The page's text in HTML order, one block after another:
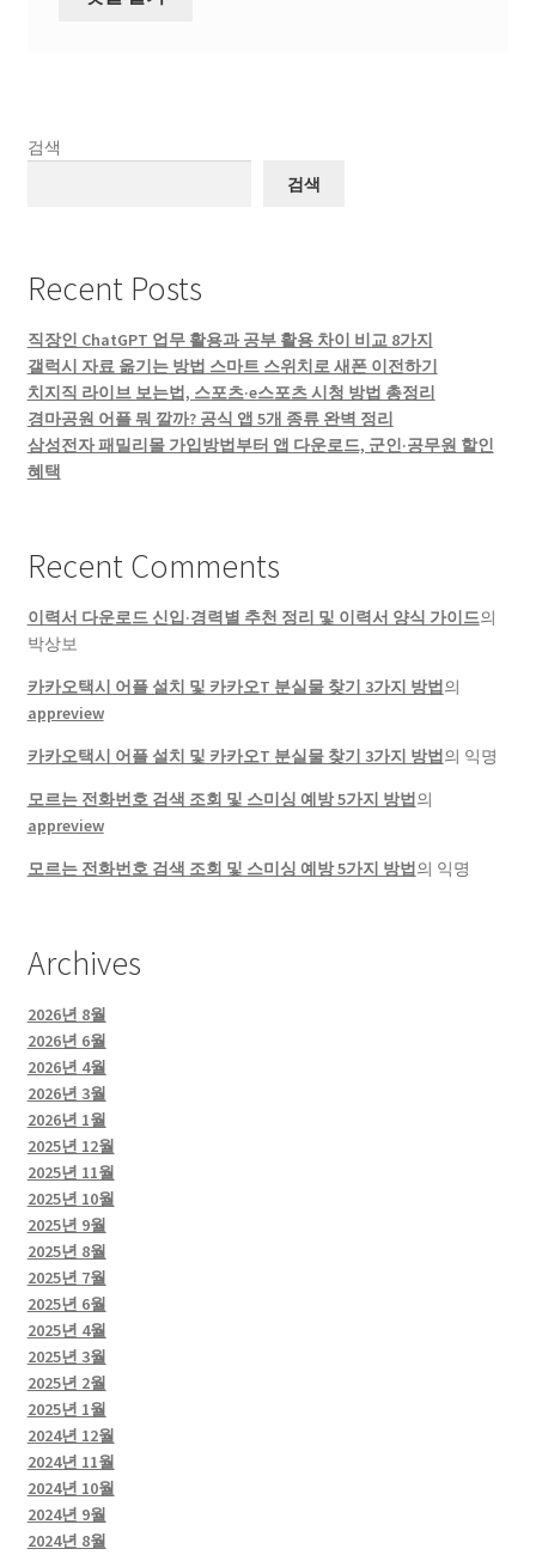
검색
검색
Recent Posts
직장인 ChatGPT 업무 활용과 공부 활용 차이 비교 8가지
갤럭시 자료 옮기는 방법 스마트 스위치로 새폰 이전하기
치지직 라이브 보는법, 스포츠·e스포츠 시청 방법 총정리
경마공원 어플 뭐 깔까? 공식 앱 5개 종류 완벽 정리
삼성전자 패밀리몰 가입방법부터 앱 다운로드, 군인·공무원 할인
혜택
Recent Comments
이력서 다운로드 신입·경력별 추천 정리 및 이력서 양식 가이드의
박상보
카카오택시 어플 설치 및 카카오T 분실물 찾기 3가지 방법 의
appreview
카카오택시 어플 설치 및 카카오T 분실물 찾기 3가지 방법 의 익명
모르는 전화번호 검색 조회 및 스미싱 예방 5가지 방법 의
appreview
모르는 전화번호 검색 조회 및 스미싱 예방 5가지 방법 의 익명
Archives
2026년 8월
2026년 6월
2026년 4월
2026년 3월
2026년 1월
2025년 12월
2025년 11월
2025년 10월
2025년 9월
2025년 8월
2025년 7월
2025년 6월
2025년 4월
2025년 3월
2025년 2월
2025년 1월
2024년 12월
2024년 11월
2024년 10월
2024년 9월
2024년 8월